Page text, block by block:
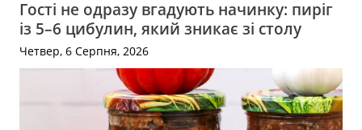
Гості не одразу вгадують начинку: пиріг
із 5–6 цибулин, який зникає зі столу
Четвер, 6 Серпня, 2026